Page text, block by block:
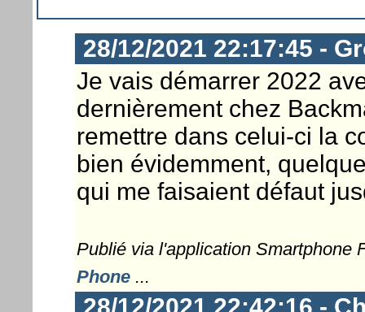
28/12/2021 22:17:45 -
Je vais démarrer 2022
dernièrement chez
remettre dans celui-ci la
bien évidemment,
qui me faisaient défaut
Publié via l'application Smartphone
Phone...
28/12/2021 22:42:16 -